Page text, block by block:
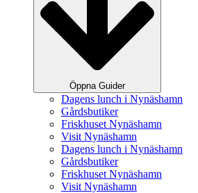
Öppna Guider
Dagens lunch i Nynäshamn
Gårdsbutiker
Friskhuset Nynäshamn
Visit Nynäshamn
Dagens lunch i Nynäshamn
Gårdsbutiker
Friskhuset Nynäshamn
Visit Nynäshamn